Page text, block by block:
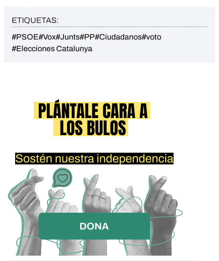
ETIQUETAS:
#PSOE#Vox#Junts#PP#Ciudadanos#voto
#Elecciones Catalunya